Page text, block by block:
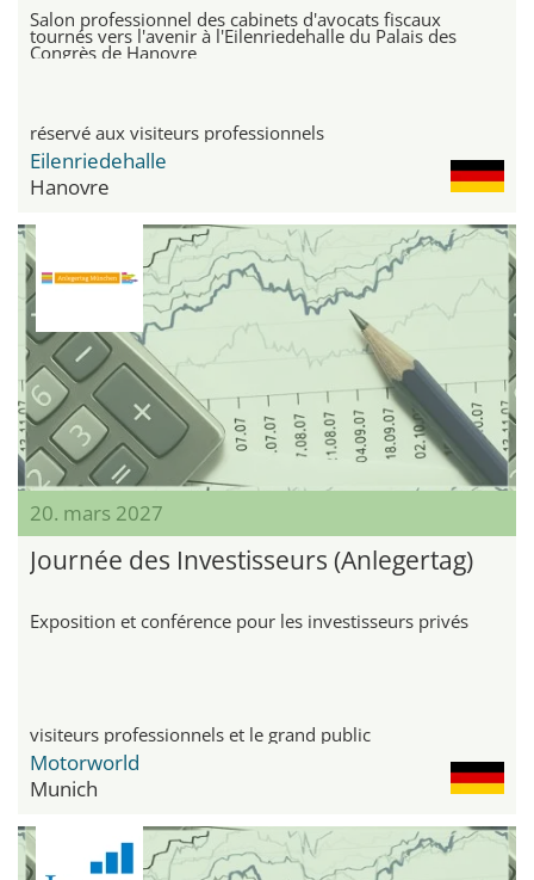
Salon professionnel des cabinets d'avocats fiscaux
tournés vers l'avenir à l'Eilenriedehalle du Palais des
Congrès de Hanovre
réservé aux visiteurs professionnels
Eilenriedehalle
Hanovre
20. mars 2027
Journée des Investisseurs (Anlegertag)
Exposition et conférence pour les investisseurs privés
visiteurs professionnels et le grand public
Motorworld
Munich